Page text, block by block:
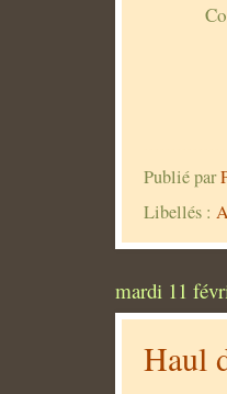
Publié par
Libellés :
mardi 11
Haul